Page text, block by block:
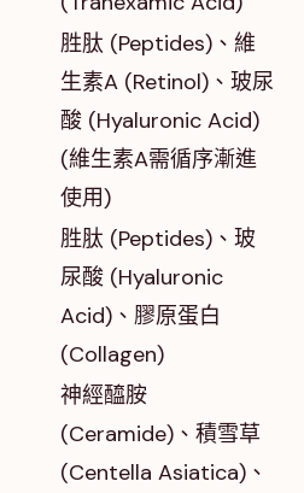
胜肽 (Peptides)、維
生素A (Retinol)、玻尿
酸 (Hyaluronic Acid)
(維生素A需循序漸進
使用)
胜肽 (Peptides)、玻
尿酸 (Hyaluronic
Acid)、膠原蛋白
(Collagen)
神經醯胺
(Ceramide)、積雪草
(Centella Asiatica)、